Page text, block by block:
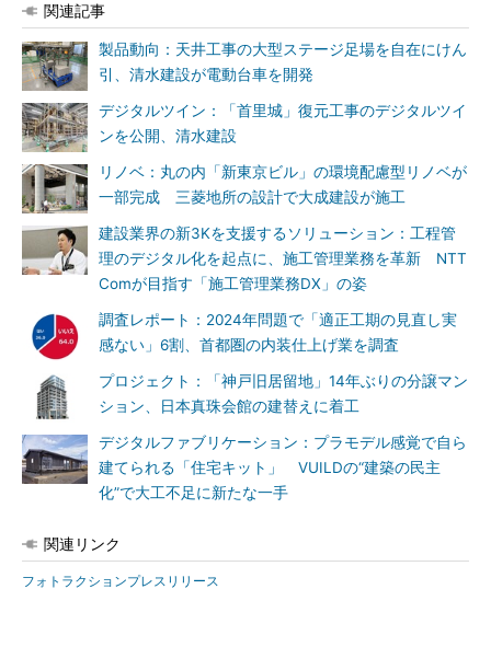
関連記事
製品動向：天井工事の大型ステージ足場を自在にけん
引、清水建設が電動台車を開発
デジタルツイン：「首里城」復元工事のデジタルツイ
ンを公開、清水建設
リノベ：丸の内「新東京ビル」の環境配慮型リノベが
一部完成 三菱地所の設計で大成建設が施工
建設業界の新3Kを支援するソリューション：工程管
理のデジタル化を起点に、施工管理業務を革新 NTT
Comが目指す「施工管理業務DX」の姿
調査レポート：2024年問題で「適正工期の見直し実
感ない」6割、首都圏の内装仕上げ業を調査
プロジェクト：「神戸旧居留地」14年ぶりの分譲マン
ション、日本真珠会館の建替えに着工
デジタルファブリケーション：プラモデル感覚で自ら
建てられる「住宅キット」 VUILDの“建築の民主
化”で大工不足に新たな一手
関連リンク
フォトラクションプレスリリース